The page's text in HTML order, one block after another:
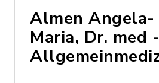
Almen Angela-
Maria, Dr. med -